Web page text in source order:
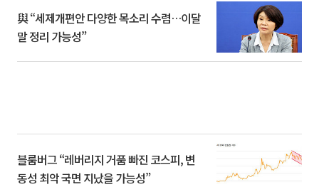
與 “세제개편안 다양한 목소리 수렴…이달
말 정리 가능성”
블룸버그 “레버리지 거품 빠진 코스피, 변
동성 최악 국면 지났을 가능성”